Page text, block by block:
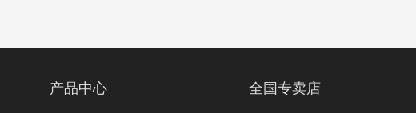
产品中心 全国专卖店